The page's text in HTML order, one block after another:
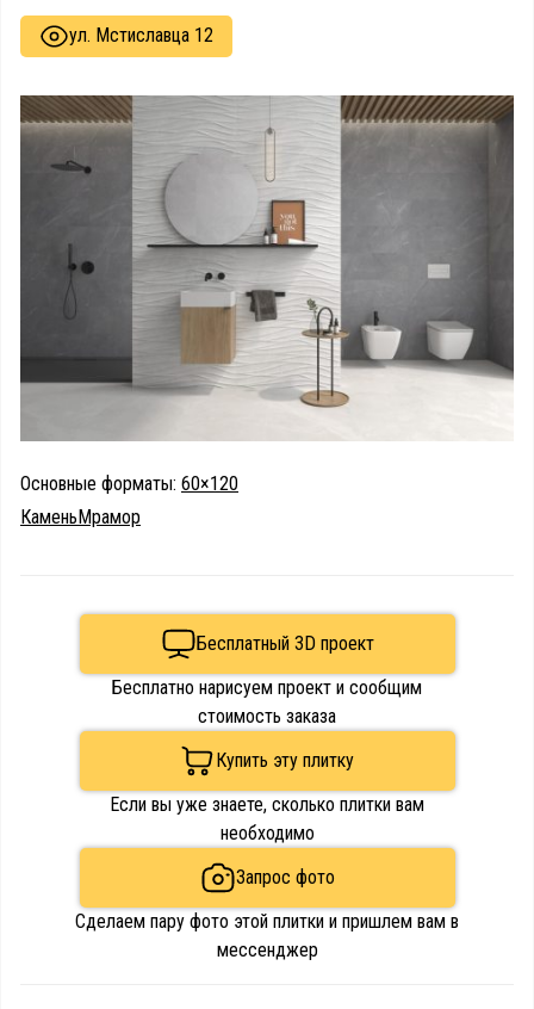
ул. Мстиславца 12
Основные форматы: 60×120
КаменьМрамор
Бесплатный 3D проект
Бесплатно нарисуем проект и сообщим
стоимость заказа
Купить эту плитку
Если вы уже знаете, сколько плитки вам
необходимо
Запрос фото
Сделаем пару фото этой плитки и пришлем вам в
мессенджер